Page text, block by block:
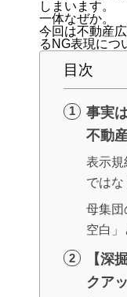
しまいます。
一体なぜか。
今回は不動産
るNG表現につ
目次
事実
不動
表示
ではな
母集団
空白」
【深
クア